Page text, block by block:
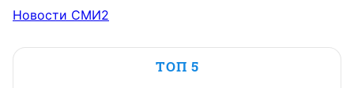
Новости СМИ2
ТОП 5